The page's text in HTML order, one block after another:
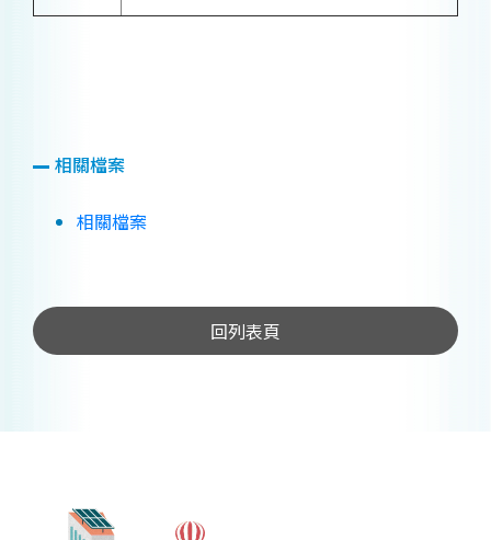
相關檔案
相關檔案
回列表頁